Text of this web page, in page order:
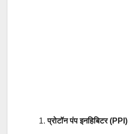
प्रोटॉन पंप इनहिबिटर (PPI)